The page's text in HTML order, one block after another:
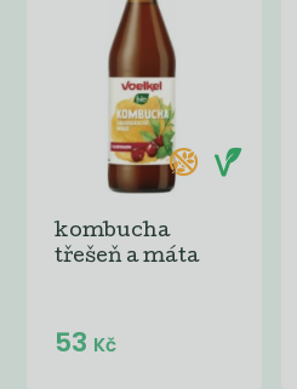
kombucha
třešeň a máta
53 Kč